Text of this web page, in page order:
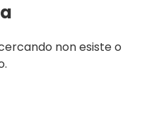
non esiste o